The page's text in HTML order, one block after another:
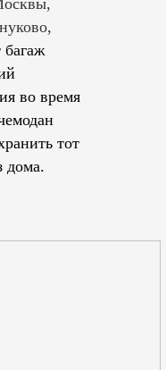
багаж
во время
тот
дома.